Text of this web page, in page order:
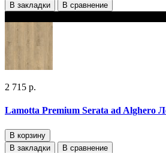
В закладки
В сравнение
2 715 р.
Lamotta Premium Serata ad Alghero
В корзину
В закладки
В сравнение